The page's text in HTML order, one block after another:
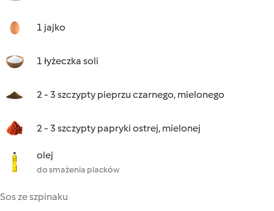
1 jajko
1 łyżeczka soli
2 - 3 szczypty pieprzu czarnego, mielonego
2 - 3 szczypty papryki ostrej, mielonej
olej
do smażenia placków
Sos ze szpinaku